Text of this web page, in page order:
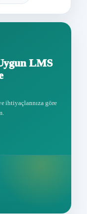
LMS
ihtiyaçlarınıza göre